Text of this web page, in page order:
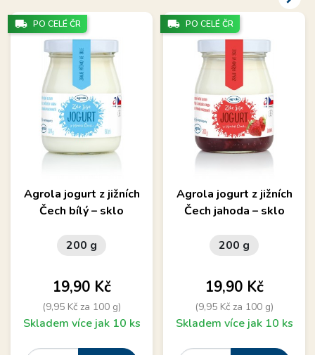
Agrola jogurt z jižních
Čech bílý – sklo
200 g
Cena
19,90 Kč
(9,95 Kč za 100 g)
Skladem více jak 10 ks
local_shipping PO CELÉ ČR
Agrola jogurt z jižních
Čech jahoda – sklo
200 g
Cena
19,90 Kč
(9,95 Kč za 100 g)
Skladem více jak 10 ks
local_shipping PO CELÉ ČR